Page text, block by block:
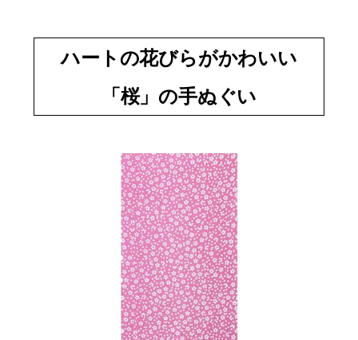
ハートの花びらがかわいい
「桜」の手ぬぐい